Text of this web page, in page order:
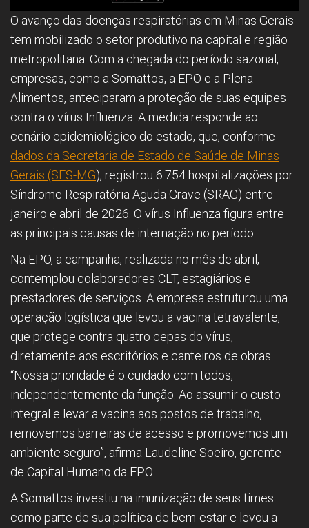
O avanço das doenças respiratórias em Minas Gerais
tem mobilizado o setor produtivo na capital e região
metropolitana. Com a chegada do período sazonal,
empresas, como a Somattos, a EPO e a Plena
Alimentos, anteciparam a proteção de suas equipes
contra o vírus Influenza. A medida responde ao
cenário epidemiológico do estado, que, conforme
dados da Secretaria de Estado de Saúde de Minas
Gerais (SES-MG), registrou 6.754 hospitalizações por
Síndrome Respiratória Aguda Grave (SRAG) entre
janeiro e abril de 2026. O vírus Influenza figura entre
as principais causas de internação no período.
Na EPO, a campanha, realizada no mês de abril,
contemplou colaboradores CLT, estagiários e
prestadores de serviços. A empresa estruturou uma
operação logística que levou a vacina tetravalente,
que protege contra quatro cepas do vírus,
diretamente aos escritórios e canteiros de obras.
“Nossa prioridade é o cuidado com todos,
independentemente da função. Ao assumir o custo
integral e levar a vacina aos postos de trabalho,
removemos barreiras de acesso e promovemos um
ambiente seguro”, afirma Laudeline Soeiro, gerente
de Capital Humano da EPO.
A Somattos investiu na imunização de seus times
como parte de sua política de bem-estar e levou a